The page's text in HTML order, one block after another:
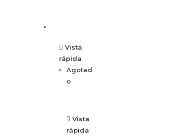
Vista
rápida
Agotad
o
Vista
rápida